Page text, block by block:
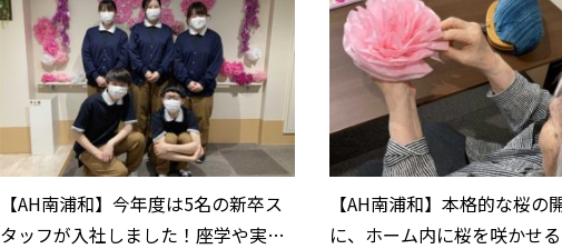
【AH南浦和】今年度は5名の新卒ス
タッフが入社しました！座学や実技
【AH南浦和】本格的な桜の
に、ホーム内に桜を咲かせ